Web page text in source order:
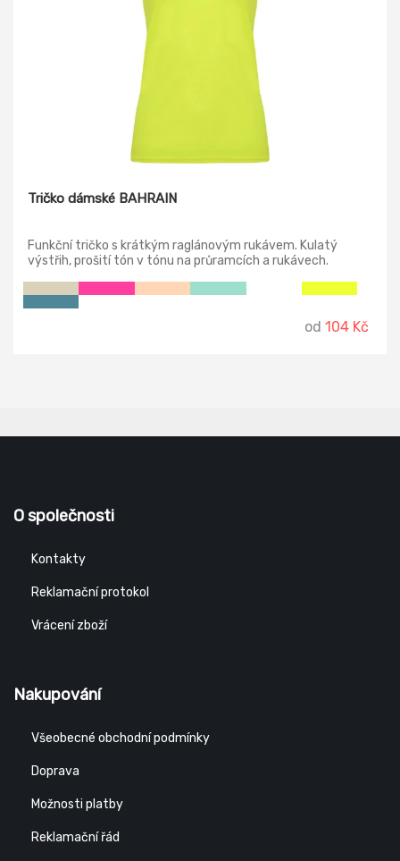
Tričko dámské BAHRAIN
Funkční tričko s krátkým raglánovým rukávem. Kulatý
výstřih, prošití tón v tónu na průramcích a rukávech.
od 104 Kč
O společnosti
Kontakty
Reklamační protokol
Vrácení zboží
Nakupování
Všeobecné obchodní podmínky
Doprava
Možnosti platby
Reklamační řád